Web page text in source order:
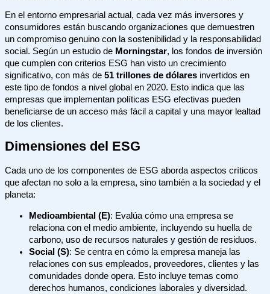
En el entorno empresarial actual, cada vez más inversores y
consumidores están buscando organizaciones que demuestren
un compromiso genuino con la sostenibilidad y la responsabilidad
social. Según un estudio de Morningstar, los fondos de inversión
que cumplen con criterios ESG han visto un crecimiento
significativo, con más de 51 trillones de dólares invertidos en
este tipo de fondos a nivel global en 2020. Esto indica que las
empresas que implementan políticas ESG efectivas pueden
beneficiarse de un acceso más fácil a capital y una mayor lealtad
de los clientes.
Dimensiones del ESG
Cada uno de los componentes de ESG aborda aspectos críticos
que afectan no solo a la empresa, sino también a la sociedad y el
planeta:
Medioambiental (E): Evalúa cómo una empresa se
relaciona con el medio ambiente, incluyendo su huella de
carbono, uso de recursos naturales y gestión de residuos.
Social (S): Se centra en cómo la empresa maneja las
relaciones con sus empleados, proveedores, clientes y las
comunidades donde opera. Esto incluye temas como
derechos humanos, condiciones laborales y diversidad.